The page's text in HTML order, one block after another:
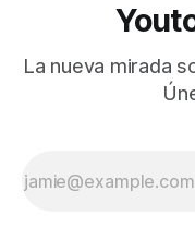
La nueva mirada